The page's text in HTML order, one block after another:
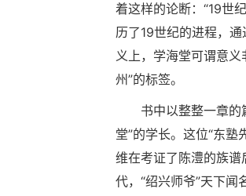
着这样的论断：“19世
历了19世纪的进程，
义上，学海堂可谓意
州”的标签。
书中以整整一章
堂”的学长。这位“东
维在考证了陈澧的族谱
代，“绍兴师爷”天下